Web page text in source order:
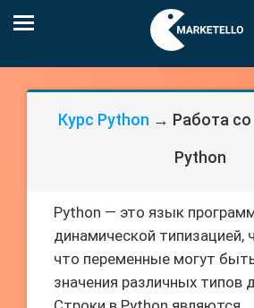
Курс Python → Работа со
Python
Python — это язык
динамической типизацией,
что переменные могут
значения различных типов